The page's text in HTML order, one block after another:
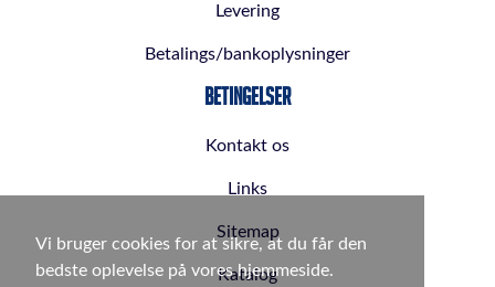
Vi bruger cookies for at sikre, at du får den
bedste oplevelse på vores hjemmeside.
Levering
Betalings/bankoplysninger
Betingelser
Kontakt os
Links
Sitemap
Katalog